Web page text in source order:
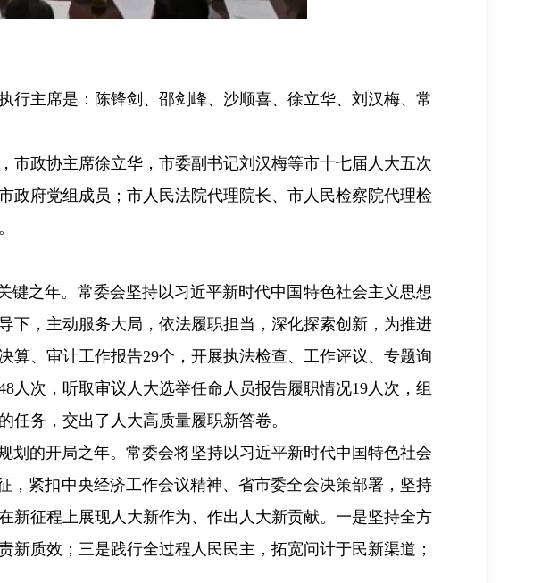
行主席是：陈锋剑、邵剑峰、沙顺喜、徐立华、刘汉梅、常
市政协主席徐立华，市委副书记刘汉梅等市十七届人大五次
政府党组成员；市人民法院代理院长、市人民检察院代理检
键之年。常委会坚持以习近平新时代中国特色社会主义思想
下，主动服务大局，依法履职担当，深化探索创新，为推进
算、审计工作报告29个，开展执法检查、工作评议、专题询
人次，听取审议人大选举任命人员报告履职情况19人次，组
务，交出了人大高质量履职新答卷。
划的开局之年。常委会将坚持以习近平新时代中国特色社会
，紧扣中央经济工作会议精神、省市委全会决策部署，坚持
新征程上展现人大新作为、作出人大新贡献。一是坚持全方
质效；三是践行全过程人民民主，拓宽问计于民新渠道；